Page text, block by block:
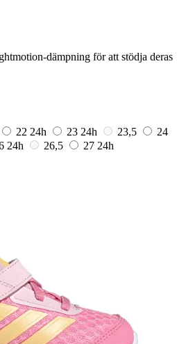
dämpning för att stödja deras
22 24h 23 24h 23,5
24
24h 26,5 27 24h